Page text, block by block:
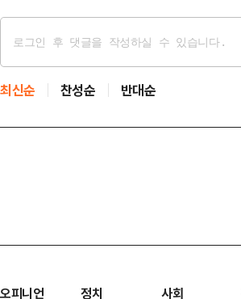
최신순 찬성순 반대순
오피니언 정치 사회